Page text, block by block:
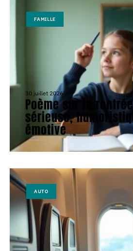
FAMILLE
30 juillet 2026
Poème sur la
sérieuse,
émotive
AUTO